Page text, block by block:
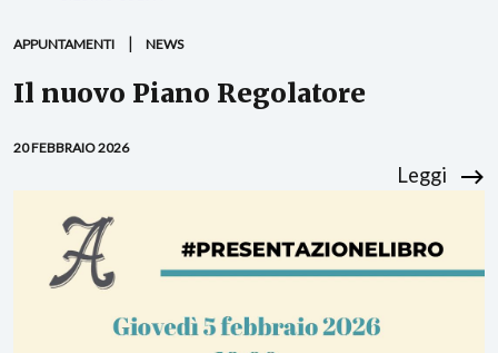
APPUNTAMENTI NEWS
Il nuovo Piano Regolatore
20 FEBBRAIO 2026
Leggi